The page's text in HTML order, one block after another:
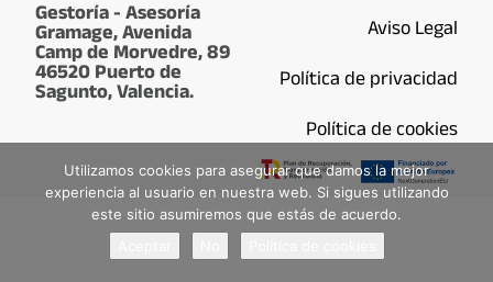
Gestoría - Asesoría
Gramage, Avenida
Camp de Morvedre, 89
46520 Puerto de
Sagunto, Valencia.
Aviso Legal
Política de privacidad
Política de cookies
Utilizamos cookies para asegurar que damos la mejor
experiencia al usuario en nuestra web. Si sigues utilizando
este sitio asumiremos que estás de acuerdo.